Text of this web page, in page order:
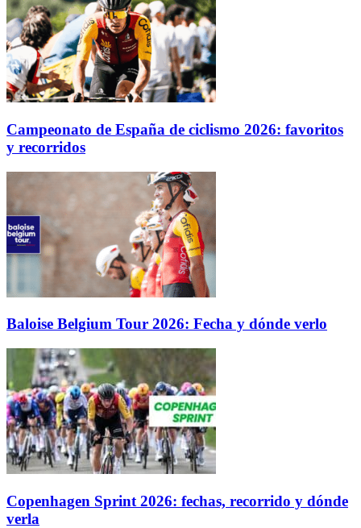
Campeonato de España de ciclismo 2026: favoritos
y recorridos
Baloise Belgium Tour 2026: Fecha y dónde verlo
Copenhagen Sprint 2026: fechas, recorrido y dónde
verla